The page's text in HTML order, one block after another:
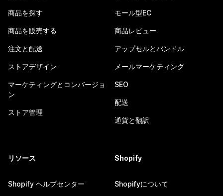
商品を探す
商品を販売する
注文と配送
ストアデザイン
マーケティングとコンバージョ
ン
ストア管理
モール型EC
商品レビュー
アップセルとバンドル
メールマーケティング
SEO
配送
通貨と翻訳
リソース
Shopify ヘルプセンター
Shopify
Shopifyについて